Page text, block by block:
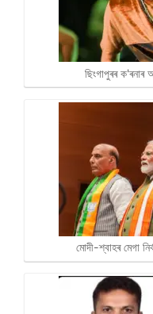
ছিংগাপুৰৰ
মোদী-শ্বাহৰ মেগা